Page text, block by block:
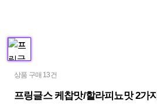
상품 구매 13건
프링글스 케찹맛/할라피뇨맛 2가지